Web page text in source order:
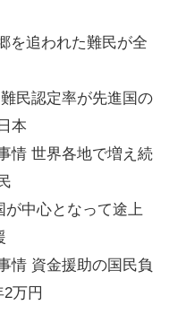
を追われた難民が全
民認定率が先進国の
本
情 世界各地で増え続
が中心となって途上
情 資金援助の国民負
万円